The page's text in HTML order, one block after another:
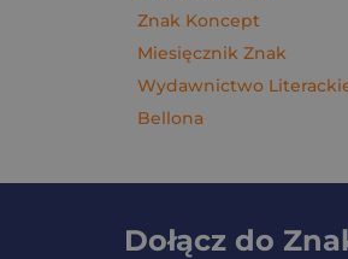
Znak Koncept
Miesięcznik Znak
Wydawnictwo
Bellona
Dołącz do